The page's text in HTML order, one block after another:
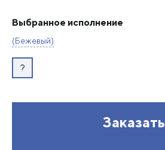
Выбранное исполнение
(Бежевый)
?
Заказать